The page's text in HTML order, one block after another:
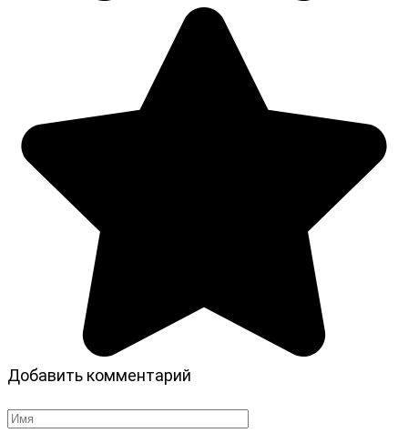
Добавить комментарий
Имя